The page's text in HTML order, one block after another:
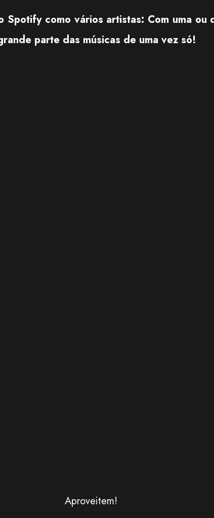
Spotify como vários artistas: Com uma ou
parte das músicas de uma vez só!
Aproveitem!